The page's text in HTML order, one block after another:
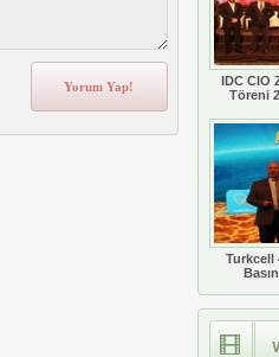
IDC CIO
Töreni
Turkcell